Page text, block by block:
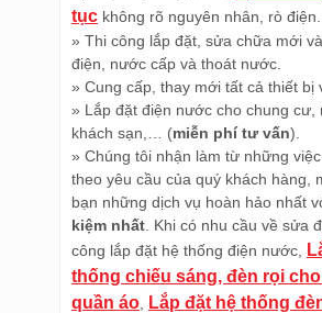
tục không rõ nguyên nhân, rò điện...
» Thi công lắp đặt, sửa chữa mới
điện, nước cấp và thoát nước.
» Cung cấp, thay mới tất cả thiết bị
» Lắp đặt điện nước cho chung cư,
khách sạn,… (miễn phí tư vấn).
» Chúng tôi nhận làm từ những
theo yêu cầu của quý khách hàng,
bạn những dịch vụ hoàn hảo nhất
kiệm nhất . Khi có nhu cầu về sửa
công lắp đặt hệ thống điện nước,
thống chiếu sáng, đèn rọi
quần áo
Lắp đặt hệ thống